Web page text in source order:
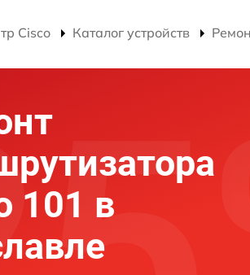
Cisco Каталог устройств
101 в